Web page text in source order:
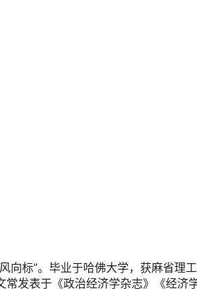
向标”。毕业于哈佛大学，获麻省理
发表于《政治经济学杂志》《经济